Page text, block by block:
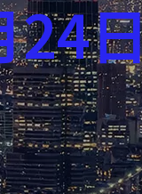
24